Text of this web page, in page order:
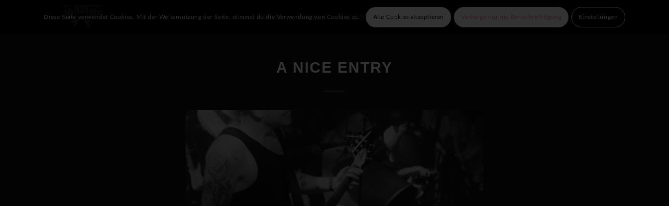
Home Bands Tickets Info Unsere Partner Kontakt
A NICE ENTRY
Diese Seite verwendet Cookies. Mit der Weiternutzung der Seite, stimmst du die Verwendung von Cookies zu. Alle Cookies akzeptieren Verberge nur die Benachrichtigung Einstellungen